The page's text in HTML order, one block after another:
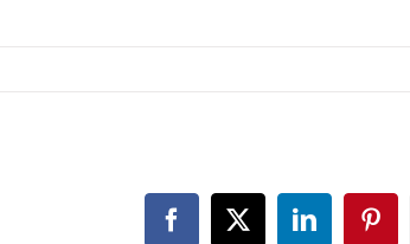
Facebook
X LinkedIn